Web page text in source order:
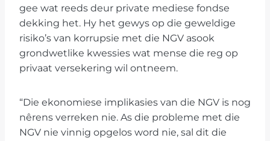
gee wat reeds deur private mediese fondse
dekking het. Hy het gewys op die geweldige
risiko’s van korrupsie met die NGV asook
grondwetlike kwessies wat mense die reg op
privaat versekering wil ontneem.
“Die ekonomiese implikasies van die NGV is nog
nêrens verreken nie. As die probleme met die
NGV nie vinnig opgelos word nie, sal dit die